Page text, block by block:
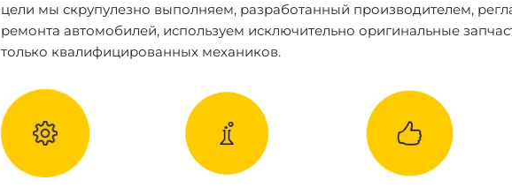
цели мы скрупулезно выполняем, разработанный производителем,
ремонта автомобилей, используем исключительно оригинальные
только квалифицированных механиков.